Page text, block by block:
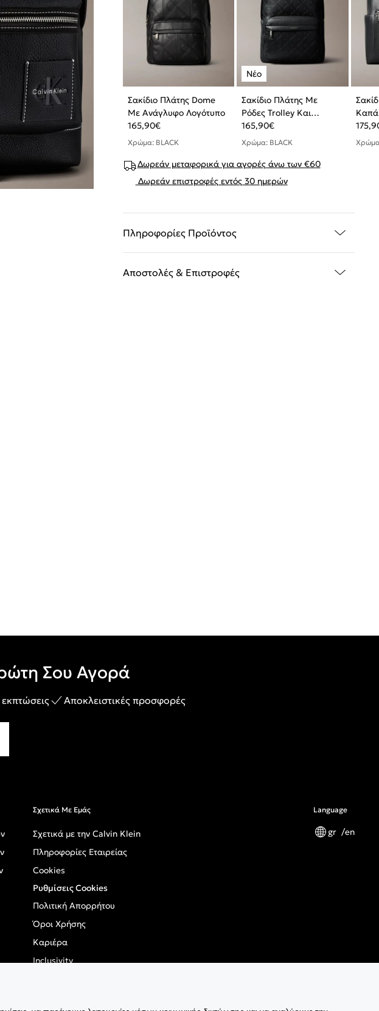
Σακίδιο Πλάτης Dome
Με Ανάγλυφο Λογότυπο
165,90€
Χρώμα: BLACK
Σακίδιο Πλάτης Με
Ρόδες Trolley Και
Ανάγλυφο Λογότυπο
Emblem
165,90€
Χρώμα: BLACK
Δωρεάν μεταφορικά για αγορές άνω των €60
Δωρεάν επιστροφές εντός 30 ημερών
Πληροφορίες Προϊόντος
Αποστολές & Επιστροφές
Σου Αγορά
Αποκλειστικές προσφορές
Σχετικά Με Εμάς
Σχετικά με την Calvin Klein
Πληροφορίες Εταιρείας
Cookies
Ρυθμίσεις Cookies
Πολιτική Απορρήτου
Όροι Χρήσης
Καριέρα
Inclusivity
Language
gr en